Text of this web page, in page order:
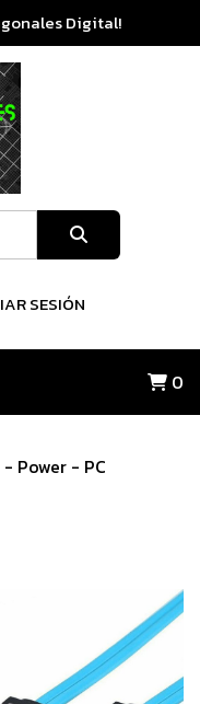
Digital!
SESIÓN
0
Power - PC